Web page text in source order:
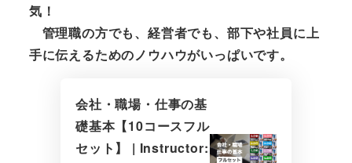
気！
管理職の方でも、経営者でも、部下や社員に上
手に伝えるためのノウハウがいっぱいです。
会社・職場・仕事の基
礎基本【10コースフル
セット】 | Instructor: